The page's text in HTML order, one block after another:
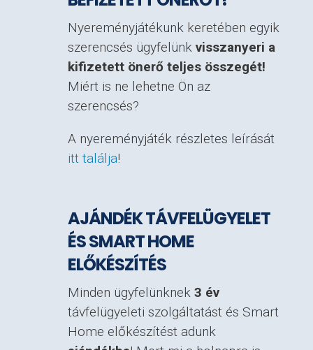
Nyereményjátékunk keretében egyik
szerencsés ügyfelünk visszanyeri a
kifizetett önerő teljes összegét!
Miért is ne lehetne Ön az
szerencsés?
A nyereményjáték részletes leírását
itt találja!
AJÁNDÉK TÁVFELÜGYELET
ÉS SMART HOME
ELŐKÉSZÍTÉS
Minden ügyfelünknek 3 év
távfelügyeleti szolgáltatást és Smart
Home előkészítést adunk